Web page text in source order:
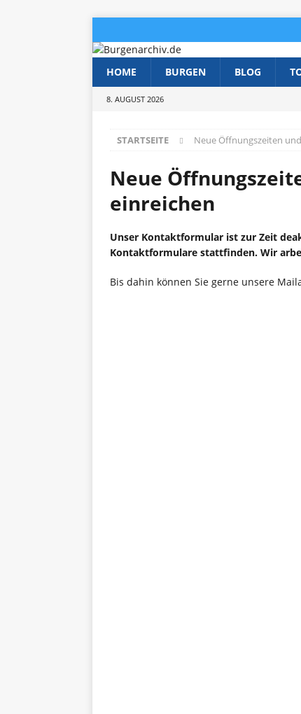
HOME BURGEN BLOG
8. AUGUST 2026
STARTSEITE Neue Öffnungszeiten
Neue
einreichen
Unser Kontaktformular ist zur Zeit
Kontaktformulare stattfinden. Wir
Bis dahin können Sie gerne unsere